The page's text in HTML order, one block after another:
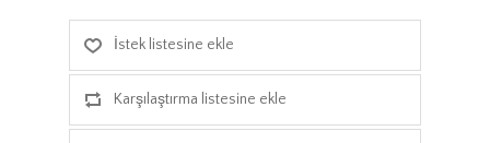
İstek listesine ekle
Karşılaştırma listesine ekle